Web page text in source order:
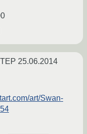
25.06.2014
art/Swan-